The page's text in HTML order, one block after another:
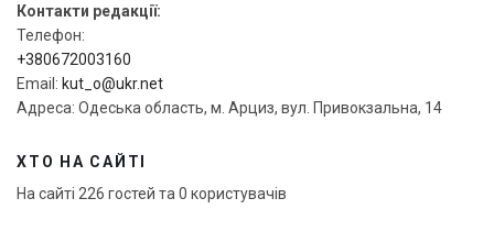
Контакти редакції:
Телефон:
+380672003160
Email: kut_o@ukr.net
Адреса: Одеська область, м. Арциз, вул. Привокзальна, 14
ХТО НА САЙТІ
На сайті 226 гостей та 0 користувачів